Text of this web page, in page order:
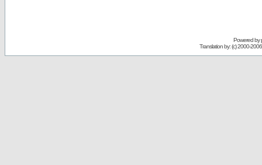
Powered by
Translation by: (c) 2000-